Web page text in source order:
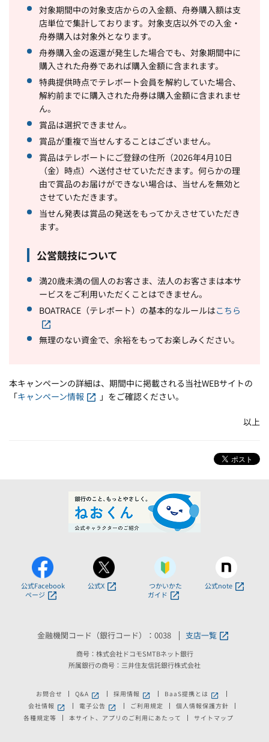
対象期間中の対象支店からの入金額、舟券購入額は支
店単位で集計しております。対象支店以外での入金・
舟券購入は対象外となります。
舟券購入金の返還が発生した場合でも、対象期間中に
購入された舟券であれば購入金額に含まれます。
特典提供時点でテレボート会員を解約していた場合、
解約前までに購入された舟券は購入金額に含まれませ
ん。
賞品は選択できません。
賞品が重複で当せんすることはございません。
賞品はテレボートにご登録の住所（2026年4月10日
（金）時点）へ送付させていただきます。何らかの理
由で賞品のお届けができない場合は、当せんを無効と
させていただきます。
当せん発表は賞品の発送をもってかえさせていただき
ます。
公営競技について
満20歳未満の個人のお客さま、法人のお客さまは本サ
ービスをご利用いただくことはできません。
BOATRACE（テレボート）の基本的なルールはこちら
無理のない資金で、余裕をもってお楽しみください。
本キャンペーンの詳細は、期間中に掲載される当社WEBサイトの
「キャンペーン情報 」をご確認ください。
以上
公式Facebook
ページ
公式X
つかいかた
ガイド
公式note
金融機関コード（銀行コード）：0038 支店一覧
商号：株式会社ドコモSMTBネット銀行
所属銀行の商号：三井住友信託銀行株式会社
お問合せ Q&A 新しいウィンドウで開きます。
採用情報 新しいウィンドウで開きます。
BaaS提携とは 新しいウィンドウ
会社情報 新しいウィンドウで開きます。
電子公告新しいウィンドウで開きます。
ご利用規定
個人情報保護方針
各種規定等
本サイト、アプリのご利用にあたって サイトマップ